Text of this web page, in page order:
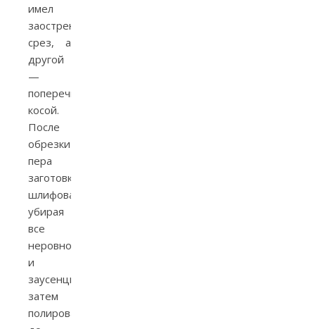
имел
заостренный
срез, а
другой
—
поперечный
косой.
После
обрезки
пера
заготовку
шлифовали,
убирая
все
неровности
и
заусенцы,
затем
полировали